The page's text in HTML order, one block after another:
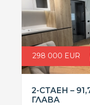
298 000 EUR
2-СТАЕН –
ГЛАВА